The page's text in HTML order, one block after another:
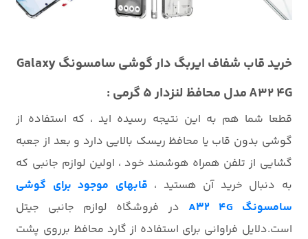
خرید قاب شفاف ایربگ دار
گوشی سامسونگ Galaxy
A32 4G مدل محافظ لنزدار 5 گرمی :
قطعا شما هم به این نتیجه رسیده اید ، که استفاده از
گوشی بدون قاب یا محافظ ریسک بالایی دارد و بعد از جعبه
گشایی از تلفن همراه هوشمند خود ، اولین لوازم جانبی که
به دنبال خرید آن هستید ، قابهای موجود برای گوشی
سامسونگ A32 4G
در فروشگاه لوازم جانبی جیتل
است.دلایل فراوانی برای استفاده از گارد محافظ برروی پشت